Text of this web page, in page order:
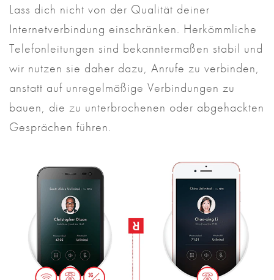
Lass dich nicht von der Qualität deiner
Internetverbindung einschränken. Herkömmliche
Telefonleitungen sind bekanntermaßen stabil und
wir nutzen sie daher dazu, Anrufe zu verbinden,
anstatt auf unregelmäßige Verbindungen zu
bauen, die zu unterbrochenen oder abgehackten
Gesprächen führen.